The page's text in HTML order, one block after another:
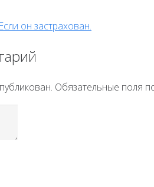
он застрахован.
Обязательные поля